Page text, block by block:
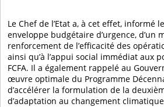
Le Chef de l’Etat a, à cet effet,
enveloppe budgétaire d’urgence, d’un
renforcement de l’efficacité des
ainsi qu’à l’appui social immédiat
FCFA. Il a également rappelé au
œuvre optimale du Programme
d’accélérer la formulation de la
d’adaptation au changement climatique